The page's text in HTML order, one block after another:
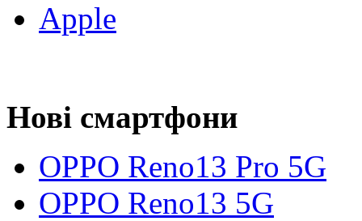
Apple
Нові смартфони
OPPO Reno13 Pro 5G
OPPO Reno13 5G